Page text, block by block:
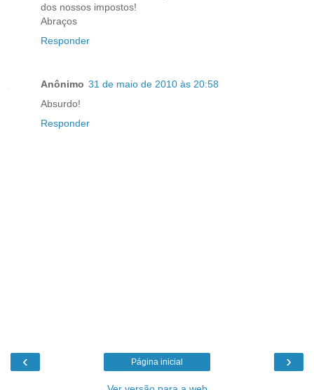
dos nossos impostos!
Abraços
Responder
Anônimo 31 de maio de 2010 às 20:58
Absurdo!
Responder
‹ ›
Página inicial